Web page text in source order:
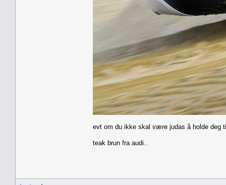
evt om du ikke skal være judas å holde deg
teak brun fra audi..